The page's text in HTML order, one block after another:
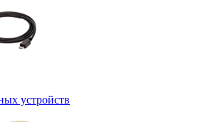
устройств